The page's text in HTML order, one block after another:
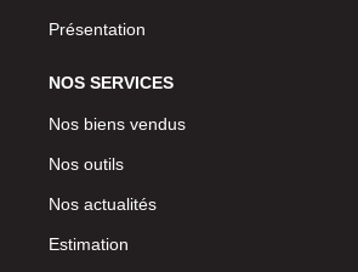
Présentation
NOS SERVICES
Nos biens vendus
Nos outils
Nos actualités
Estimation